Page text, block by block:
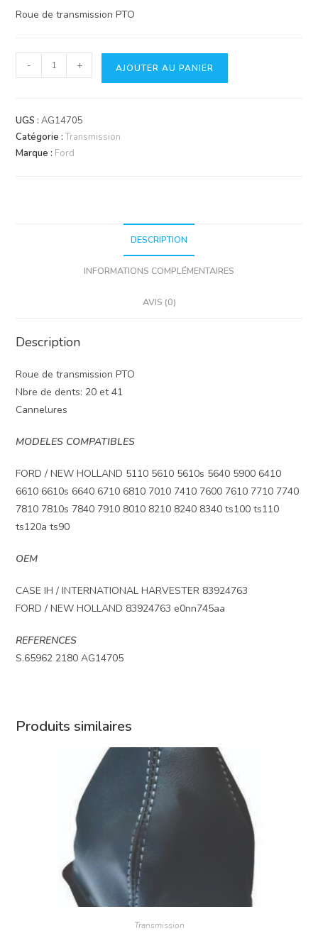
Roue de transmission PTO
quantité
de
double
20/41
dents.
- + AJOUTER AU PANIER
UGS :AG14705
Catégorie :Transmission
Marque : Ford
DESCRIPTION
INFORMATIONS COMPLÉMENTAIRES
AVIS (0)
Description
Roue de transmission PTO
Nbre de dents: 20 et 41
Cannelures
MODELES COMPATIBLES
FORD / NEW HOLLAND 5110 5610 5610s 5640 5900 6410
6610 6610s 6640 6710 6810 7010 7410 7600 7610 7710 7740
7810 7810s 7840 7910 8010 8210 8240 8340 ts100 ts110
ts120a ts90
OEM
CASE IH / INTERNATIONAL HARVESTER 83924763
FORD / NEW HOLLAND 83924763 e0nn745aa
REFERENCES
S.65962 2180 AG14705
Produits similaires
Transmission